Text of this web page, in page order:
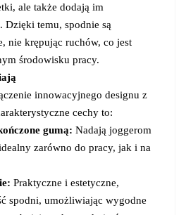
ale także dodają im
Dzięki temu, spodnie są
nie krępując ruchów, co jest
środowisku pracy.
innowacyjnego designu z
cechy to:
gumą: Nadają joggerom
zarówno do pracy, jak i na
Praktyczne i estetyczne,
spodni, umożliwiając wygodne